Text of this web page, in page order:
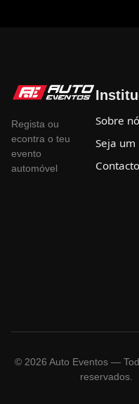
Regista ou
econtra o teu
evento
automóvel
Sobre
Seja
Contacto
© 2026 Auto Eventos —
reservados.